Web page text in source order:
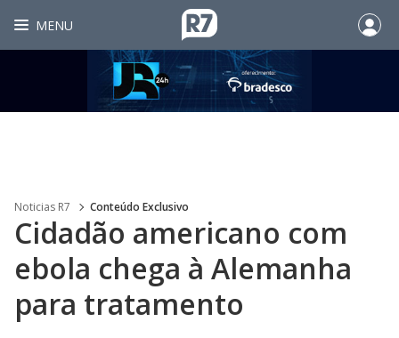
MENU
Noticias R7 Conteúdo Exclusivo
Cidadão americano com
ebola chega à Alemanha
para tratamento